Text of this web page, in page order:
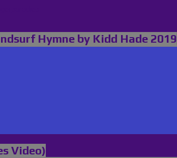
Hymne by Kidd Hade 2019
Video)